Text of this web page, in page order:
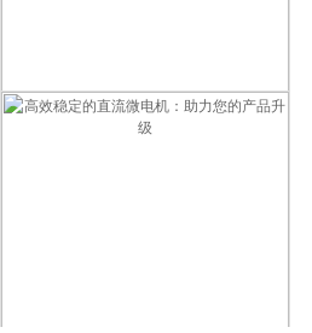
深圳微型直流电机电机厂家为您揭秘:如何选择合适的直流微电机以满足我的设备需求